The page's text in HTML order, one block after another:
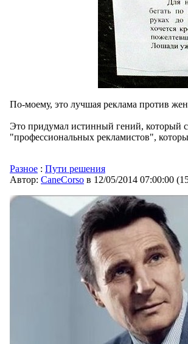
По-моему, это лучшая реклама против
Это придумал истинный гений, который
"профессиональных рекламистов",
Разное : Пути решения
Автор: CaneCorso в 12/05/2014 07:00:00 (